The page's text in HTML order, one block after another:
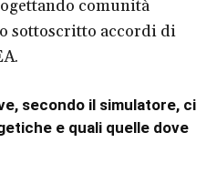
comunità
sottoscritto accordi di
secondo il simulatore, ci
e quali quelle dove